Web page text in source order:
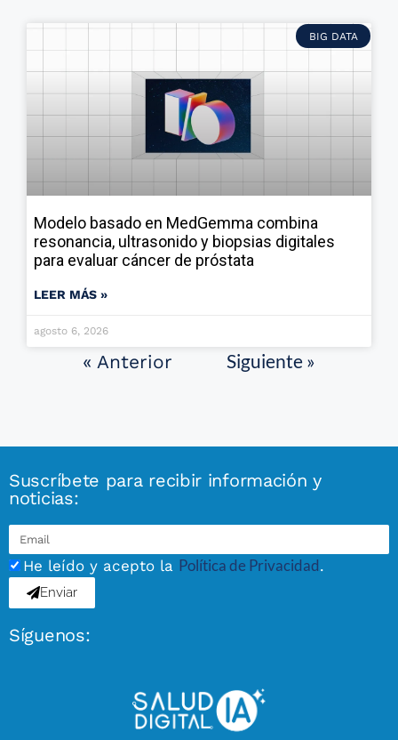
BIG DATA
Modelo basado en MedGemma combina
resonancia, ultrasonido y biopsias digitales
para evaluar cáncer de próstata
LEER MÁS »
agosto 6, 2026
« Anterior Siguiente »
Suscríbete para recibir información y
noticias:
He leído y acepto la Política de Privacidad.
Enviar
Síguenos: